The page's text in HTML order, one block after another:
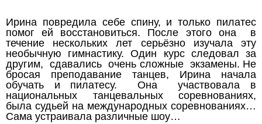
Ирина повредила себе спину, и только пилатес
помог ей восстановиться. После этого она в
течение нескольких лет серьёзно изучала эту
необычную гимнастику. Один курс следовал за
другим, сдавались очень сложные экзамены. Не
бросая преподавание танцев, Ирина начала
обучать и пилатесу. Она участвовала в
национальных танцевальных соревнованиях,
была судьей на международных соревнованиях…
Сама устраивала различные шоу…